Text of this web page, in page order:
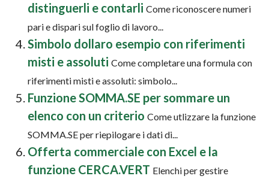
distinguerli e contarli Come riconoscere numeri
pari e dispari sul foglio di lavoro...
Simbolo dollaro esempio con riferimenti
misti e assoluti Come completare una formula con
riferimenti misti e assoluti: simbolo...
Funzione SOMMA.SE per sommare un
elenco con un criterio Come utlizzare la funzione
SOMMA.SE per riepilogare i dati di...
Offerta commerciale con Excel e la
funzione CERCA.VERT Elenchi per gestire